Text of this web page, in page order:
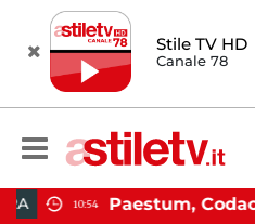
Stile TV HD
Canale 78
Paestum, Codacons scrive al ministro Giuli: "Rilanciare scavi dell'Anfiteatro nell'area archeologica"